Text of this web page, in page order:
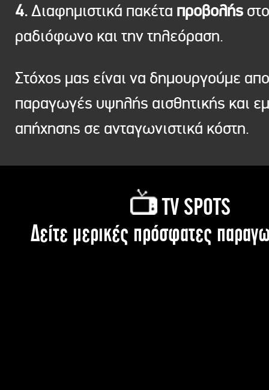
4.Διαφημιστικά πακέτα προβολής στο
ραδιόφωνο και την τηλεόραση.
Στόχος μας είναι να δημουργούμε
παραγωγές υψηλής αισθητικής και
απήχησης σε ανταγωνιστικά κόστη.
TV SPOTS
Δείτε μερικές πρόσφατες